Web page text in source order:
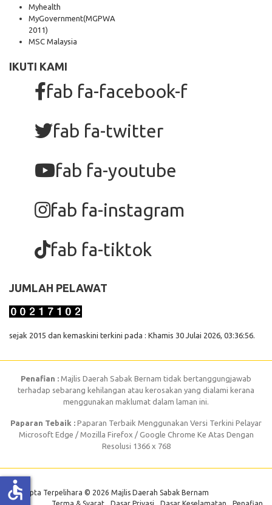
Myhealth
MyGovernment(MGPWA
2011)
MSC Malaysia
IKUTI KAMI
fab fa-facebook-f
fab fa-twitter
fab fa-youtube
fab fa-instagram
fab fa-tiktok
JUMLAH PELAWAT
sejak 2015 dan kemaskini terkini pada : Khamis 30 Julai 2026, 03:36:56.
Penafian : Majlis Daerah Sabak Bernam tidak bertanggungjawab
terhadap sebarang kehilangan atau kerosakan yang dialami kerana
menggunakan maklumat dalam laman ini.
Paparan Tebaik : Paparan Terbaik Menggunakan Versi Terkini Pelayar
Microsoft Edge / Mozilla Firefox / Google Chrome Ke Atas Dengan
Resolusi 1366 x 768
Hak Cipta Terpelihara © 2026 Majlis Daerah Sabak Bernam
Terma & Syarat
Dasar Privasi Dasar Keselamatan Penafian
accessible